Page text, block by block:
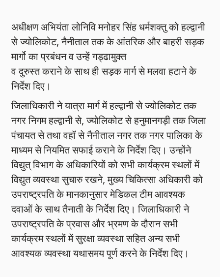
अधीक्षण अभियंता लोनिवि मनोहर सिंह धर्मशक्तु को हल्द्वानी
से ज्योलिकोट, नैनीताल तक के आंतरिक और बाहरी सड़क
मार्गो का प्रबंधन व उन्हें गड्ढामुक्त
व दुरुस्त कराने के साथ ही सड़क मार्ग से मलवा हटाने के
निर्देश दिए।
जिलाधिकारी ने यात्रा मार्ग में हल्द्वानी से ज्योलिकोट तक
नगर निगम हल्द्वानी से, ज्योलिकोट से हनुमानगड़ी तक जिला
पंचायत से तथा वहॉ से नैनीताल नगर तक नगर पालिका के
माध्यम से नियमित सफाई कराने के निर्देश दिए। उन्होंने
विद्युत् विभाग के अधिकारियों को सभी कार्यक्रम स्थलों में
विद्युत व्यवस्था सुचारु रखने, मुख्य चिकित्सा अधिकारी को
उपराष्ट्रपति के मानकानुसार मेडिकल टीम आवश्यक
दवाओं के साथ तैनाती के निर्देश दिए। जिलाधिकारी ने
उपराष्ट्रपति के प्रवास और भ्रमण के दौरान सभी
कार्यक्रम स्थलों में सुरक्षा व्यवस्था सहित अन्य सभी
आवश्यक व्यवस्था यथासमय पूर्ण करने के निर्देश दिए।